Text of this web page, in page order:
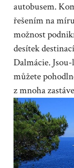
autobusem.
řešením na
možnost
desítek
Dalmácie.
můžete
z mnoha